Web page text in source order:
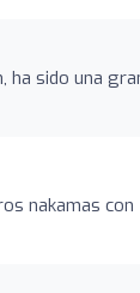
ha sido una
nakamas con